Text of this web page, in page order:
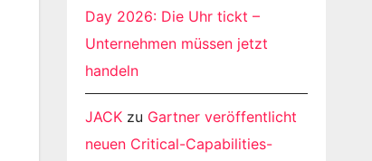
Day 2026: Die Uhr tickt –
Unternehmen müssen jetzt
handeln
JACKzu Gartner veröffentlicht
neuen Critical-Capabilities-